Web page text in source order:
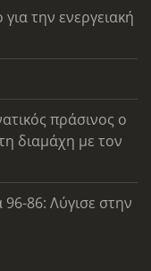
την ενεργειακή
πράσινος ο
διαμάχη με τον
86: Λύγισε στην